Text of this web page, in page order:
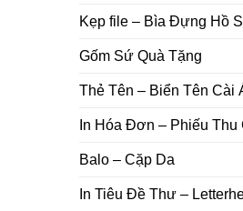
Kẹp file – Bìa Đựng Hồ
Gốm Sứ Quà Tặng
Thẻ Tên – Biển Tên Cài
In Hóa Đơn – Phiếu Thu
Balo – Cặp Da
In Tiêu Đề Thư –